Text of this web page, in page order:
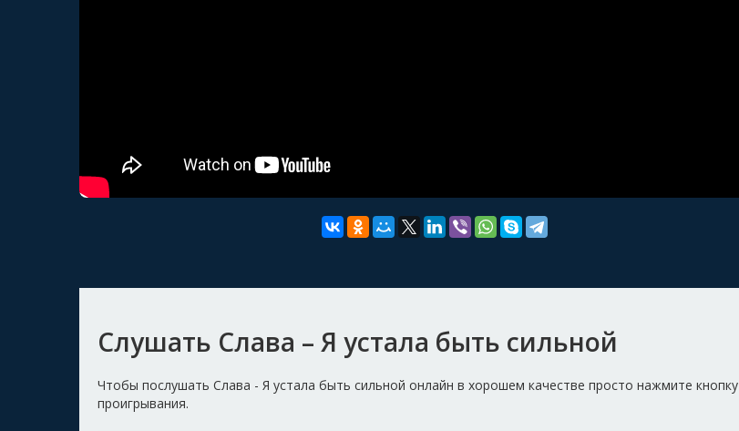
Слушать Слава – Я устала быть сильной
Чтобы послушать Слава - Я устала быть сильной онлайн в хорошем качестве просто нажмите кнопку
проигрывания.